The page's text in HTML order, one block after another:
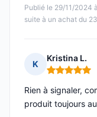
Publié le 29/11/2024
suite à un achat du
K
Kristina L.
Note : 5 sur 5
Rien à signaler,
produit toujours